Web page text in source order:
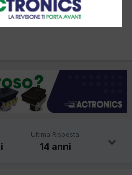
5 e 4 e 6 :o :o
Ultima Risposta
14 anni